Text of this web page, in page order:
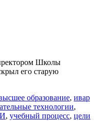
Школы
его старую
образование, ивар
технологии,
, учебный процесс, цели